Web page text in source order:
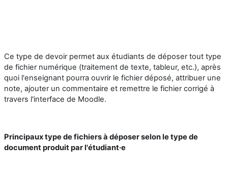
Ce type de devoir permet aux étudiants de déposer tout type
de fichier numérique (traitement de texte, tableur, etc.), après
quoi l'enseignant pourra ouvrir le fichier déposé, attribuer une
note, ajouter un commentaire et remettre le fichier corrigé à
travers l'interface de Moodle.
Principaux type de fichiers à déposer selon le type de
document produit par l'étudiant·e